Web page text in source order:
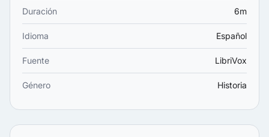
Duración 6m
Idioma Español
Fuente LibriVox
Género Historia